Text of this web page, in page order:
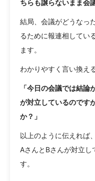
ちらも譲らないまま会
結局、会議がどうなっ
るために報連相してい
ます。
わかりやすく言い換え
「今日の会議では結
が対立しているのです
か？」
以上のように伝えれば
AさんとBさんが対立し
す。